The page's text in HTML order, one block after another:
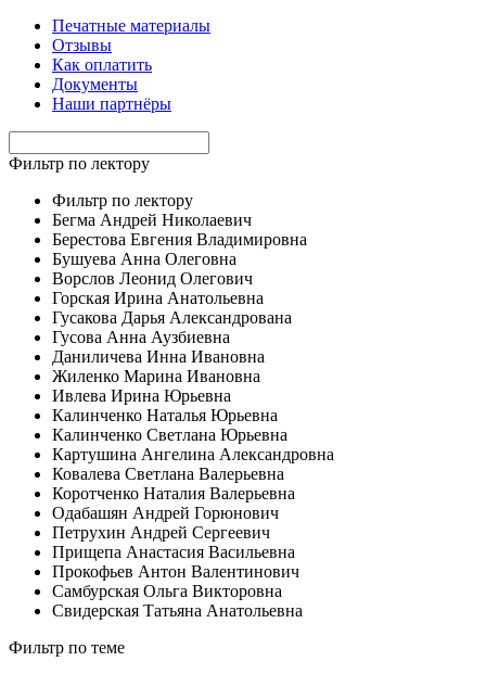
Печатные материалы
Отзывы
Как оплатить
Документы
Наши партнёры
Фильтр по лектору
Фильтр по лектору
Бегма Андрей Николаевич
Берестова Евгения Владимировна
Бушуева Анна Олеговна
Ворслов Леонид Олегович
Горская Ирина Анатольевна
Гусакова Дарья Александрована
Гусова Анна Аузбиевна
Даниличева Инна Ивановна
Жиленко Марина Ивановна
Ивлева Ирина Юрьевна
Калинченко Наталья Юрьевна
Калинченко Светлана Юрьевна
Картушина Ангелина Александровна
Ковалева Светлана Валерьевна
Коротченко Наталия Валерьевна
Одабашян Андрей Горюнович
Петрухин Андрей Сергеевич
Прищепа Анастасия Васильевна
Прокофьев Антон Валентинович
Самбурская Ольга Викторовна
Свидерская Татьяна Анатольевна
Фильтр по теме